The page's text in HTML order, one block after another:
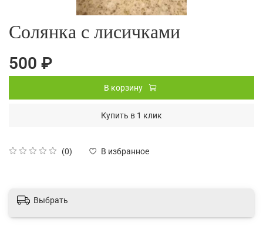
Солянка с лисичками
(0) В избранное
500 ₽
В корзину
Купить в 1 клик
Выбрать